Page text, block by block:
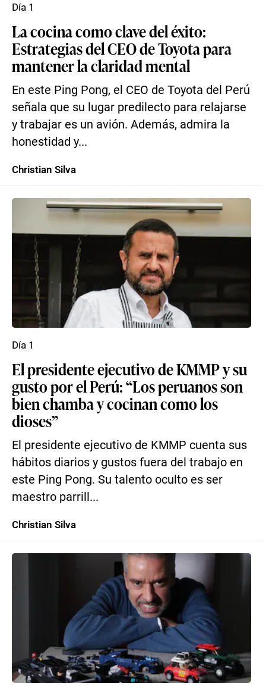
La cocina como clave del éxito:
Estrategias del CEO de Toyota para
mantener la claridad mental
En este Ping Pong, el CEO de Toyota del Perú
señala que su lugar predilecto para relajarse
y trabajar es un avión. Además, admira la
honestidad y...
Día 1
Christian Silva
El presidente ejecutivo de KMMP y su
gusto por el Perú: “Los peruanos son
bien chamba y cocinan como los
dioses”
El presidente ejecutivo de KMMP cuenta sus
hábitos diarios y gustos fuera del trabajo en
este Ping Pong. Su talento oculto es ser
maestro parrill...
Día 1
Christian Silva